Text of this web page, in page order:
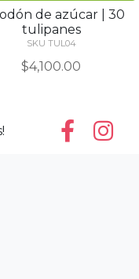
de azúcar | 30
tulipanes
SKU TUL04
$4,100.00